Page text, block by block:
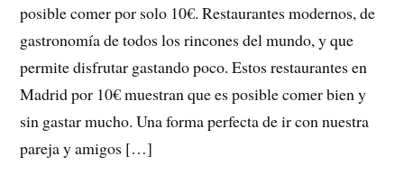
posible comer por solo 10€. Restaurantes modernos, de
gastronomía de todos los rincones del mundo, y que
permite disfrutar gastando poco. Estos restaurantes en
Madrid por 10€ muestran que es posible comer bien y
sin gastar mucho. Una forma perfecta de ir con nuestra
pareja y amigos […]